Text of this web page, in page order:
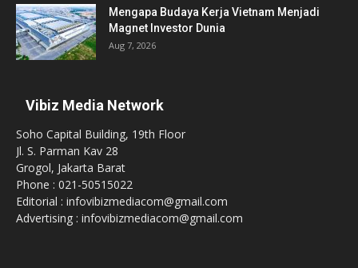
Mengapa Budaya Kerja Vietnam Menjadi
Magnet Investor Dunia
Aug 7, 2026
Vibiz Media Network
Soho Capital Building, 19th Floor
Jl. S. Parman Kav 28
Grogol, Jakarta Barat
Phone : 021-50515022
Editorial : infovibizmediacom@gmail.com
Advertising : infovibizmediacom@gmail.com